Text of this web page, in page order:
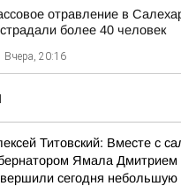
отравление в
более 40 человек
Вчера, 20:16
Титовский: Вместе с
Ямала
сегодня небольшую